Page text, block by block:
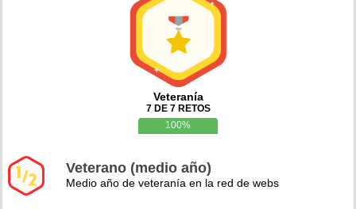
Veteranía
7 DE 7 RETOS
100%
Veterano (medio año)
Medio año de veteranía en la red de webs